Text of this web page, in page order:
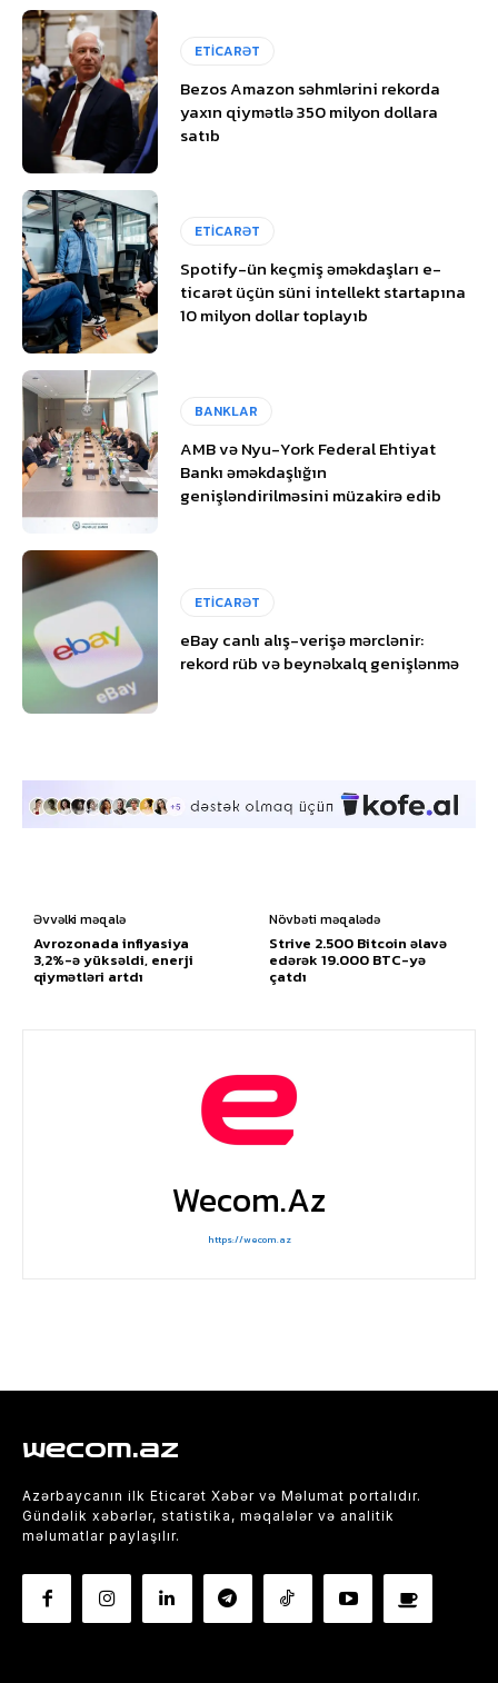
ETİCARƏT
Bezos Amazon səhmlərini rekorda
yaxın qiymətlə 350 milyon dollara
satıb
ETİCARƏT
Spotify-ün keçmiş əməkdaşları e-
ticarət üçün süni intellekt startapına
10 milyon dollar toplayıb
BANKLAR
AMB və Nyu-York Federal Ehtiyat
Bankı əməkdaşlığın
genişləndirilməsini müzakirə edib
ETİCARƏT
eBay canlı alış-verişə mərclənir:
rekord rüb və beynəlxalq genişlənmə
Əvvəlki məqalə
Avrozonada inflyasiya
3,2%-ə yüksəldi, enerji
qiymətləri artdı
Növbəti məqalədə
Strive 2.500 Bitcoin əlavə
edərək 19.000 BTC-yə
çatdı
Wecom.az
https://wecom.az
wecom.az
Azərbaycanın ilk Eticarət Xəbər və Məlumat portalıdır.
Gündəlik xəbərlər, statistika, məqalələr və analitik
məlumatlar paylaşılır.